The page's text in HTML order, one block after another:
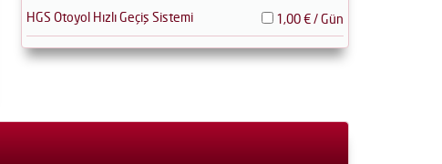
HGS Otoyol Hızlı Geçiş Sistemi 1,00 € / Gün